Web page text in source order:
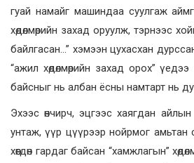
гуай намайг машиндаа суулгаж
хөдөлмөрийн захад оруулж, тэрнээс
байлгасан…” хэмээн цухасхан
“ажил хөдөлмөрийн захад орох”
байсныг нь албан ёсны намтарт нь
Эхээс өнчирч, эцгээс хаягдан
унтаж, үүр цүүрээр нойрмог амьтан
хөөгдөн гардаг байсан “хамжлагын”